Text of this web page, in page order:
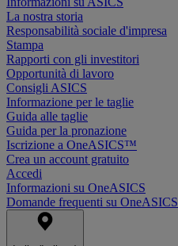
La nostra storia
Responsabilità sociale d'impresa
Stampa
Rapporti con gli investitori
Opportunità di lavoro
Consigli ASICS
Informazione per le taglie
Guida alle taglie
Guida per la pronazione
Iscrizione a OneASICS™
Crea un account gratuito
Accedi
Informazioni su OneASICS
Domande frequenti su OneASICS